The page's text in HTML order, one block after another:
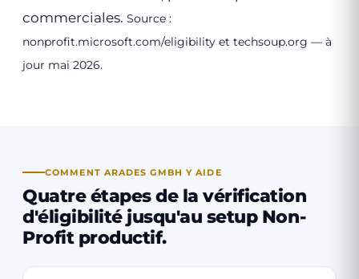
commerciales. Source :
nonprofit.microsoft.com/eligibility et techsoup.org — à
jour mai 2026.
COMMENT ARADES GMBH Y AIDE
Quatre étapes de la vérification
d'éligibilité jusqu'au setup Non-
Profit productif.